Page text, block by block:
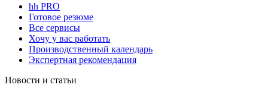
hh PRO
Готовое резюме
Все сервисы
Хочу у вас работать
Производственный календарь
Экспертная рекомендация
Новости и статьи